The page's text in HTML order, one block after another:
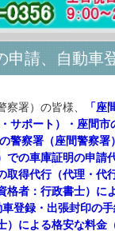
申請、自動車
署）の皆様、
「
サポート）・座間
警察署（座間警察
での車庫証明の申請
取得代行（代理・代
格者：行政書士）に
登録・出張封印の
）による格安な料金